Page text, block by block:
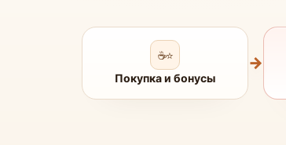
☕⭐
Покупка и бонусы
→